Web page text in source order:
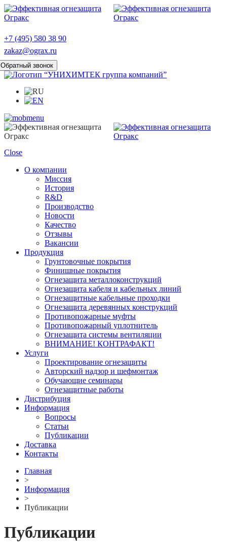
+7 (495) 580 38 90
zakaz@ograx.ru
Обратный звонок
Close
О компании
Миссия
История
R&D
Производство
Новости
Качество
Отзывы
Вакансии
Продукция
Грунтовочные покрытия
Финишные покрытия
Огнезащита металлоконструкций
Огнезащита кабеля и кабельных линий
Огнезащитные кабельные проходки
Огнезащита деревянных конструкций
Противопожарные муфты
Противопожарный уплотнитель
Огнезащита системы вентиляции
ВНИМАНИЕ! КОНТРАФАКТ!
Услуги
Проектирование огнезащиты
Авторский надзор и шефмонтаж
Обучающие семинары
Огнезащитные работы
Дистрибуция
Информация
Вопросы
Статьи
Публикации
Доставка
Контакты
Главная
>
Информация
>
Публикации
Публикации